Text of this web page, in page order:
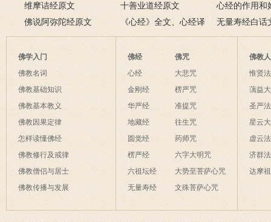
白话解释
维摩诘经原文 十善业道经原文
心经的作用和
经有什么作用
佛说阿弥陀经原文
《心经》全文、心经译
文解释
无量寿经白话
佛学入门
佛教名词
佛教基础知识
佛教基本教义
佛教因果定律
怎样读懂佛经
佛教修行及戒律
佛教僧侣与居士
佛教传播与发展
佛经
心经
金刚经
华严经
地藏经
圆觉经
楞严经
六祖坛经
无量寿经
佛咒
大悲咒
楞严咒
准提咒
往生咒
药师咒
六字大明咒
大势至菩萨心咒
文殊菩萨心咒
佛教
惟贤
蕅益
圣严
星云
虚云
济群
达摩